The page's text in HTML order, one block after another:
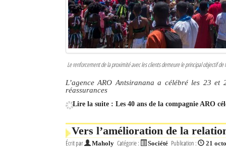
Le renforcement de la proximité avec les clients demeure le principal objectif
L’agence ARO Antsiranana a célébré les 23
réassurances
Lire la suite : Les 40 ans de la compagnie ARO
Vers l’amélioration de la
Écrit par Maholy Catégorie : Société Publication : 21